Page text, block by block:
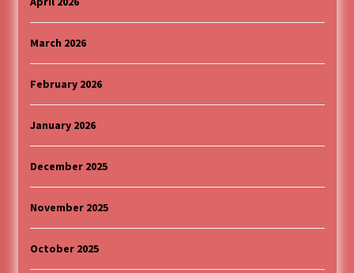
March 2026
February 2026
January 2026
December 2025
November 2025
October 2025